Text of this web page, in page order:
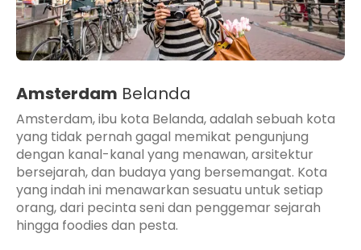
Amsterdam Belanda
Amsterdam, ibu kota Belanda, adalah sebuah kota
yang tidak pernah gagal memikat pengunjung
dengan kanal-kanal yang menawan, arsitektur
bersejarah, dan budaya yang bersemangat. Kota
yang indah ini menawarkan sesuatu untuk setiap
orang, dari pecinta seni dan penggemar sejarah
hingga foodies dan pesta.